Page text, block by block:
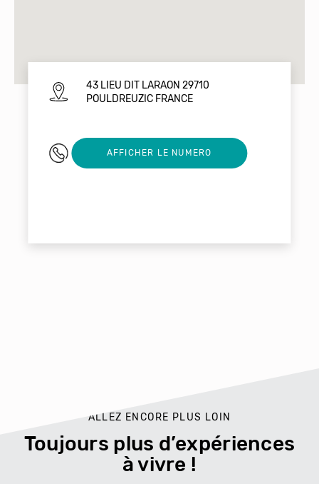
43 LIEU DIT LARAON 29710
POULDREUZIC FRANCE
0761952750
AFFICHER LE NUMERO
ALLEZ ENCORE PLUS LOIN
Toujours plus d’expériences
à vivre !